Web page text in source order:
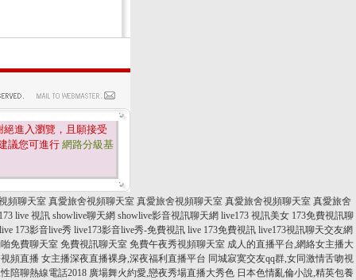
絕進入瀏覽，且願接受
議您可進行網路分級基
頻聊天室 真愛旅舍視頻聊天室 真愛旅舍視頻聊天室 真愛旅舍視頻聊天室 真愛旅舍
173 live 視訊 showlive聊天網 showlive影音視訊聊天網 live173 視訊美女 173免費視訊聊
live 173影音live秀 live173影音live秀-免費視訊 live 173免費視訊 live173視訊聊天交友網
免費聊天室 免費視訊聊天室 免費午夜秀視頻聊天室 成人的直播平台,網絡女主播大
頻直播 女主播深夜直播裸身,深夜福利直播平台 同城寂寞交友qq群,女同激情舌吻視
陪聊熱線電話2018 廣場舞火約愛,戀夜秀場直播大秀色 日本色情亂倫小說,精英包養